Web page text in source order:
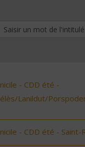
- CDD été -
Lanildut/
- CDD été - Saint-